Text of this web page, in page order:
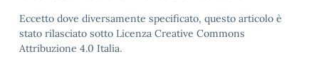
Eccetto dove diversamente specificato, questo articolo è
stato rilasciato sotto Licenza Creative Commons
Attribuzione 4.0 Italia.